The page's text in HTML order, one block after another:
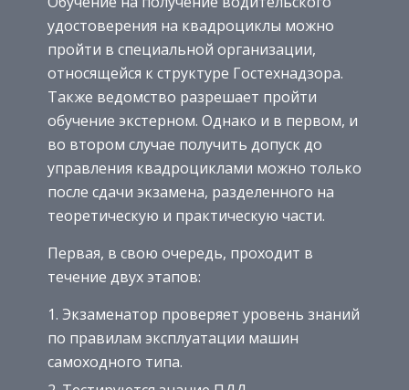
удостоверения на квадроциклы можно
пройти в специальной организации,
относящейся к структуре Гостехнадзора.
Также ведомство разрешает пройти
обучение экстерном. Однако и в первом, и
во втором случае получить допуск до
управления квадроциклами можно только
после сдачи экзамена, разделенного на
теоретическую и практическую части.
Первая, в свою очередь, проходит в
течение двух этапов:
Экзаменатор проверяет уровень знаний
по правилам эксплуатации машин
самоходного типа.